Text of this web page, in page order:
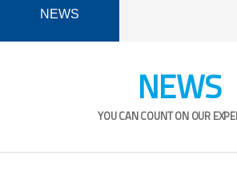
NEWS
NEWS
YOU CAN COUNT ON OUR